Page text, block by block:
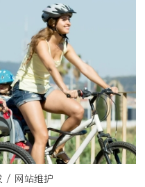
/ 网站维护